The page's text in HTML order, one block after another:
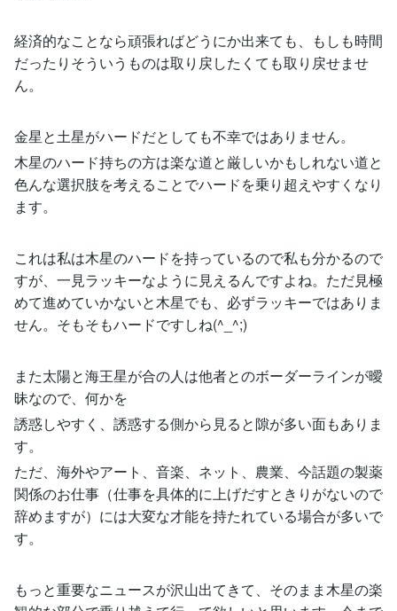
経済的なことなら頑張ればどうにか出来ても、もしも時間
だったりそういうものは取り戻したくても取り戻せませ
ん。
金星と土星がハードだとしても不幸ではありません。
木星のハード持ちの方は楽な道と厳しいかもしれない道と
色んな選択肢を考えることでハードを乗り超えやすくなり
ます。
これは私は木星のハードを持っているので私も分かるので
すが、一見ラッキーなように見えるんですよね。ただ見極
めて進めていかないと木星でも、必ずラッキーではありま
せん。そもそもハードですしね(^_^;)
また太陽と海王星が合の人は他者とのボーダーラインが曖
昧なので、何かを
誘惑しやすく、誘惑する側から見ると隙が多い面もありま
す。
ただ、海外やアート、音楽、ネット、農業、今話題の製薬
関係のお仕事（仕事を具体的に上げだすときりがないので
辞めますが）には大変な才能を持たれている場合が多いで
す。
もっと重要なニュースが沢山出てきて、そのまま木星の楽